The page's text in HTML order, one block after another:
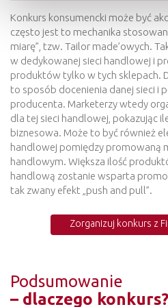
Konkurs konsumencki może być
często jest to mechanika
miarę”, tzw. Tailor made’owych.
w dedykowanej sieci handlowej i
produktów tylko w tych sklepach.
to sposób docenienia danej sieci i
producenta. Marketerzy wtedy
dla tej sieci handlowej, pokazując
biznesowa. Może to być również
handlowej pomiędzy promowaną
handlowym. Większa ilość
handlową zostanie wsparta
tak zwany efekt „push and pull”.
Zorganizuj konkurs z
Podsumowanie
– dlaczego konkurs?